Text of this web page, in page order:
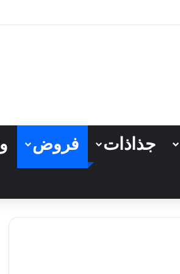
جذاذات فروض